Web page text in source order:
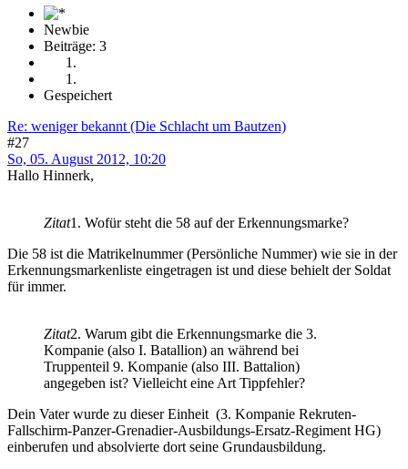
Newbie
Beiträge: 3
Gespeichert
Re: weniger bekannt (Die Schlacht um Bautzen)
#27
So, 05. August 2012, 10:20
Hallo Hinnerk,
Zitat1. Wofür steht die 58 auf der Erkennungsmarke?
Die 58 ist die Matrikelnummer (Persönliche Nummer) wie sie in der
Erkennungsmarkenliste eingetragen ist und diese behielt der Soldat
für immer.
Zitat2. Warum gibt die Erkennungsmarke die 3.
Kompanie (also I. Batallion) an während bei
Truppenteil 9. Kompanie (also III. Battalion)
angegeben ist? Vielleicht eine Art Tippfehler?
Dein Vater wurde zu dieser Einheit (3. Kompanie Rekruten-
Fallschirm-Panzer-Grenadier-Ausbildungs-Ersatz-Regiment HG)
einberufen und absolvierte dort seine Grundausbildung.